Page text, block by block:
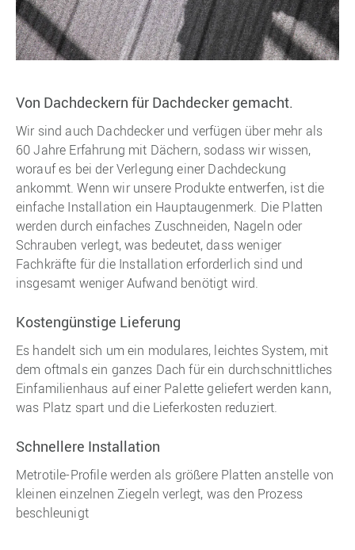
Von Dachdeckern für Dachdecker gemacht.
Wir sind auch Dachdecker und verfügen über mehr als
60 Jahre Erfahrung mit Dächern, sodass wir wissen,
worauf es bei der Verlegung einer Dachdeckung
ankommt. Wenn wir unsere Produkte entwerfen, ist die
einfache Installation ein Hauptaugenmerk. Die Platten
werden durch einfaches Zuschneiden, Nageln oder
Schrauben verlegt, was bedeutet, dass weniger
Fachkräfte für die Installation erforderlich sind und
insgesamt weniger Aufwand benötigt wird.
Kostengünstige Lieferung
Es handelt sich um ein modulares, leichtes System, mit
dem oftmals ein ganzes Dach für ein durchschnittliches
Einfamilienhaus auf einer Palette geliefert werden kann,
was Platz spart und die Lieferkosten reduziert.
Schnellere Installation
Metrotile-Profile werden als größere Platten anstelle von
kleinen einzelnen Ziegeln verlegt, was den Prozess
beschleunigt